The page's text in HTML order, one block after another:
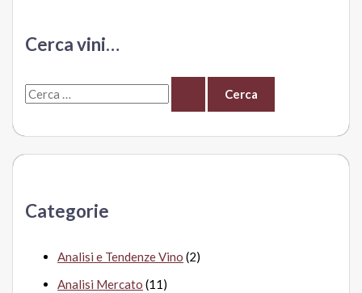
2025?
Cerca vini…
C
r
:Categorie
Analisi e Tendenze Vino (2)
Analisi Mercato (11)